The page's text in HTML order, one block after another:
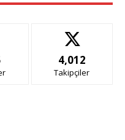
4,012
Takipçiler